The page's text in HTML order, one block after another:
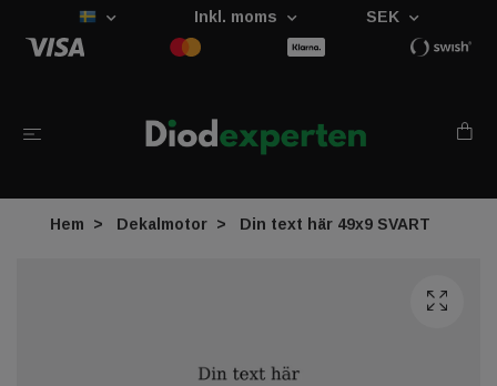
Inkl. moms SEK
Hem Dekalmotor Din text här 49x9 SVART